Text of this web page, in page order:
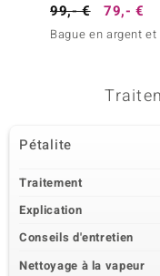
99,- € 79,- €
Bague en argent
Pétalite
Traitement
Explication
Conseils d'entretien
Nettoyage à la vapeur